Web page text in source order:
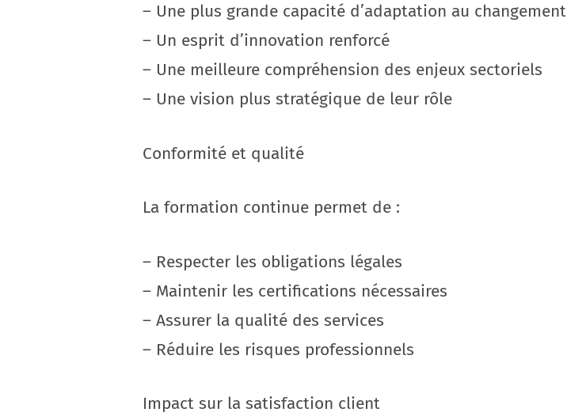
– Une plus grande capacité d’adaptation au changement
– Un esprit d’innovation renforcé
– Une meilleure compréhension des enjeux sectoriels
– Une vision plus stratégique de leur rôle
Conformité et qualité
La formation continue permet de :
– Respecter les obligations légales
– Maintenir les certifications nécessaires
– Assurer la qualité des services
– Réduire les risques professionnels
Impact sur la satisfaction client